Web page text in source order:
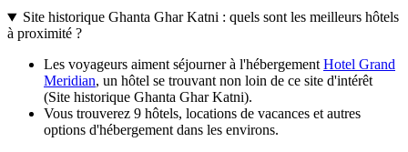
Site historique Ghanta Ghar Katni : quels sont les meilleurs hôtels
à proximité ?
Les voyageurs aiment séjourner à l'hébergementHotel Grand
Meridian, un hôtel se trouvant non loin de ce site d'intérêt
(Site historique Ghanta Ghar Katni).
Vous trouverez 9 hôtels, locations de vacances et autres
options d'hébergement dans les environs.